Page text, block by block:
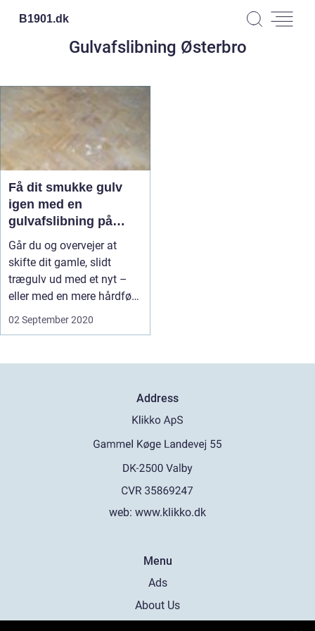
B1901.dk
Gulvafslibning Østerbro
Få dit smukke gulv
igen med en
gulvafslibning på
Østerbro
Går du og overvejer at
skifte dit gamle, slidt
trægulv ud med et nyt –
eller med en mere hårdfør
og ...
02 September 2020
Address
web: www.klikko.dk
Menu
Ads
About Us